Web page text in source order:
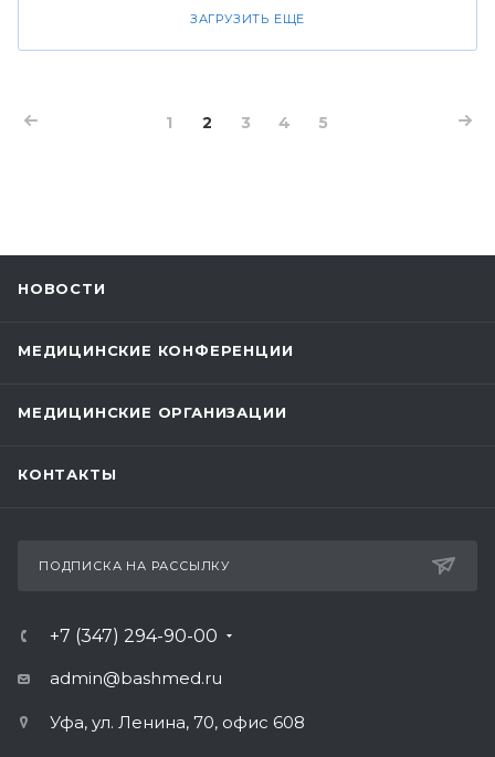
ЗАГРУЗИТЬ ЕЩЕ
1 2 3 4 5
НОВОСТИ
МЕДИЦИНСКИЕ КОНФЕРЕНЦИИ
МЕДИЦИНСКИЕ ОРГАНИЗАЦИИ
КОНТАКТЫ
ПОДПИСКА НА РАССЫЛКУ
+7 (347) 294-90-00
admin@bashmed.ru
Уфа, ул. Ленина, 70, офис 608